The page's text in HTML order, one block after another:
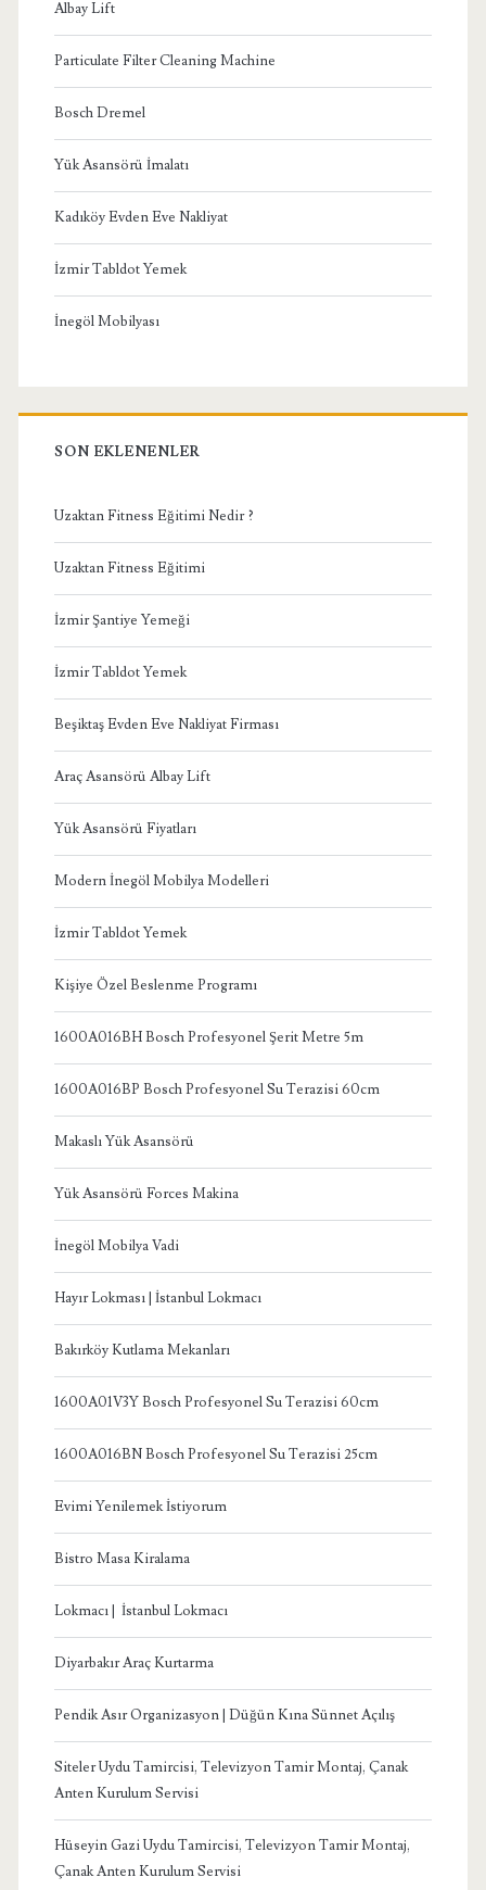
Albay Lift
Particulate Filter Cleaning Machine
Bosch Dremel
Yük Asansörü İmalatı
Kadıköy Evden Eve Nakliyat
İzmir Tabldot Yemek
İnegöl Mobilyası
SON EKLENENLER
Uzaktan Fitness Eğitimi Nedir ?
Uzaktan Fitness Eğitimi
İzmir Şantiye Yemeği
İzmir Tabldot Yemek
Beşiktaş Evden Eve Nakliyat Firması
Araç Asansörü Albay Lift
Yük Asansörü Fiyatları
Modern İnegöl Mobilya Modelleri
İzmir Tabldot Yemek
Kişiye Özel Beslenme Programı
1600A016BH Bosch Profesyonel Şerit Metre 5m
1600A016BP Bosch Profesyonel Su Terazisi 60cm
Makaslı Yük Asansörü
Yük Asansörü Forces Makina
İnegöl Mobilya Vadi
Hayır Lokması | İstanbul Lokmacı
Bakırköy Kutlama Mekanları
1600A01V3Y Bosch Profesyonel Su Terazisi 60cm
1600A016BN Bosch Profesyonel Su Terazisi 25cm
Evimi Yenilemek İstiyorum
Bistro Masa Kiralama
Lokmacı | İstanbul Lokmacı
Diyarbakır Araç Kurtarma
Pendik Asır Organizasyon | Düğün Kına Sünnet Açılış
Siteler Uydu Tamircisi, Televizyon Tamir Montaj, Çanak
Anten Kurulum Servisi
Hüseyin Gazi Uydu Tamircisi, Televizyon Tamir Montaj,
Çanak Anten Kurulum Servisi